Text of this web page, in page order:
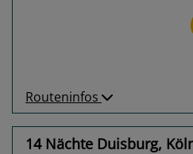
Routeninfos
14 Nächte Duisburg,